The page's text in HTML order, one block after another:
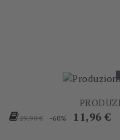
Prezzo
29,90 € -60% Prezzo
11,96 €